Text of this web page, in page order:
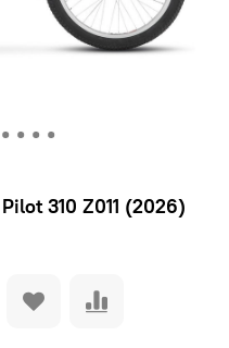
310 Z011 (2026)